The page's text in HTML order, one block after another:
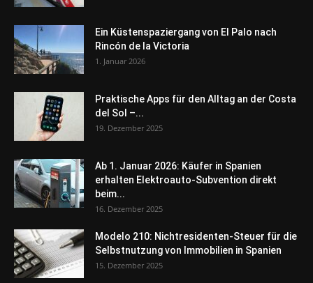
Ein Küstenspaziergang von El Palo nach
Rincón de la Victoria
1. Januar 2026
Praktische Apps für den Alltag an der Costa
del Sol –...
19. Dezember 2025
Ab 1. Januar 2026: Käufer in Spanien
erhalten Elektroauto-Subvention direkt
beim...
16. Dezember 2025
Modelo 210: Nichtresidenten-Steuer für die
Selbstnutzung von Immobilien in Spanien
15. Dezember 2025